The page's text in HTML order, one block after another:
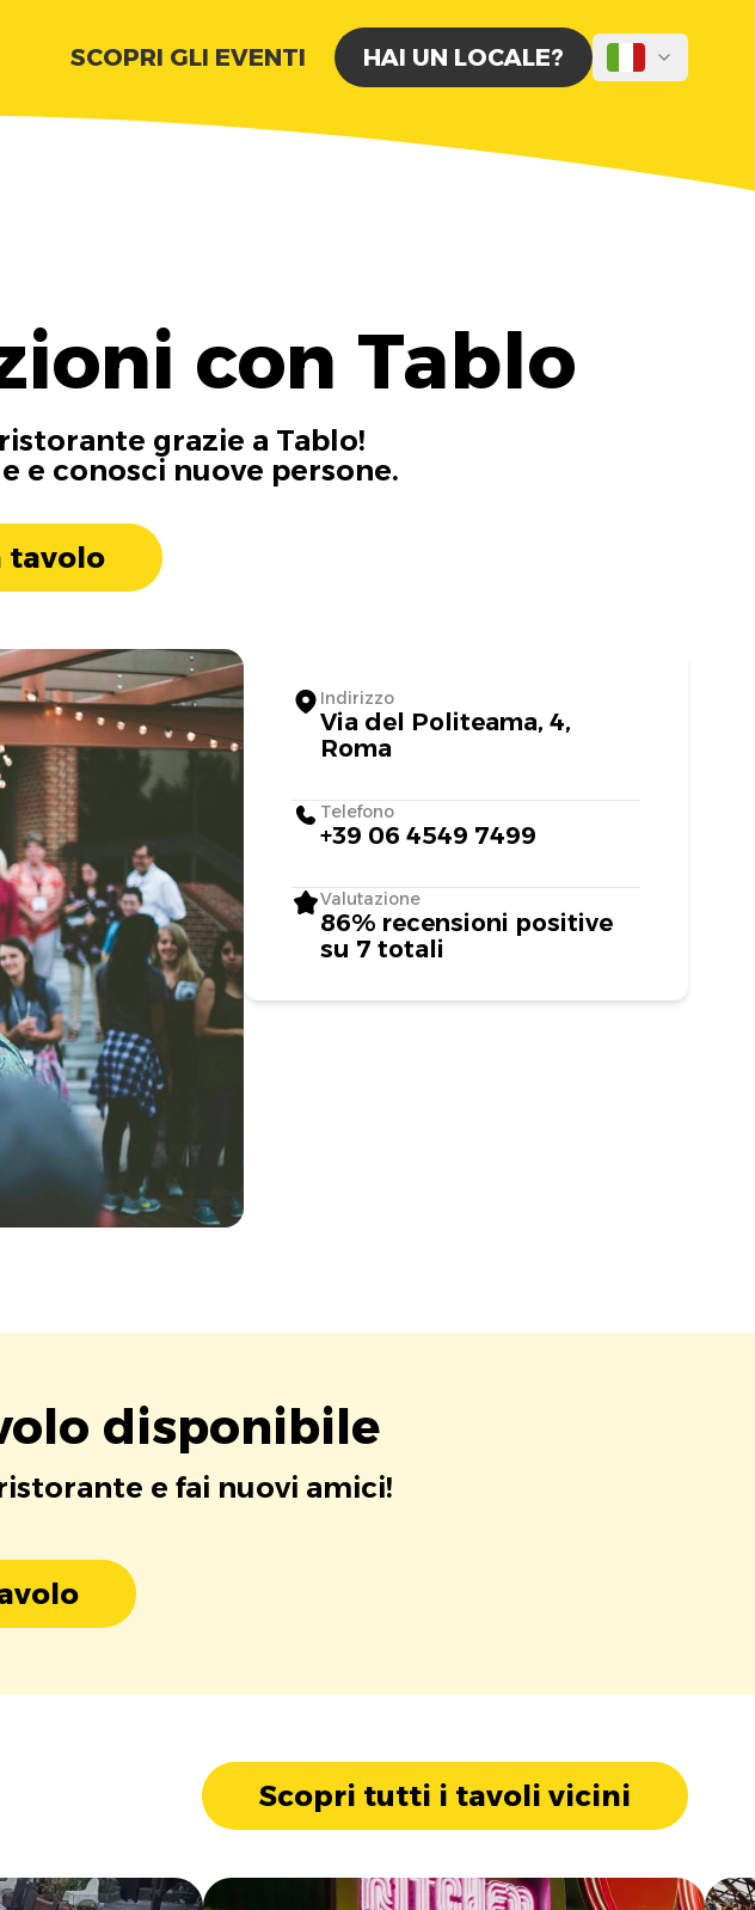
SCOPRI GLI EVENTI HAI UN LOCALE?
con Tablo
grazie a Tablo!
e conosci nuove persone.
tavolo
Indirizzo
Via del Politeama, 4,
Roma
Telefono
+39 06 4549 7499
Valutazione
86% recensioni positive
su 7 totali
disponibile
e fai nuovi amici!
Scopri tutti i tavoli vicini